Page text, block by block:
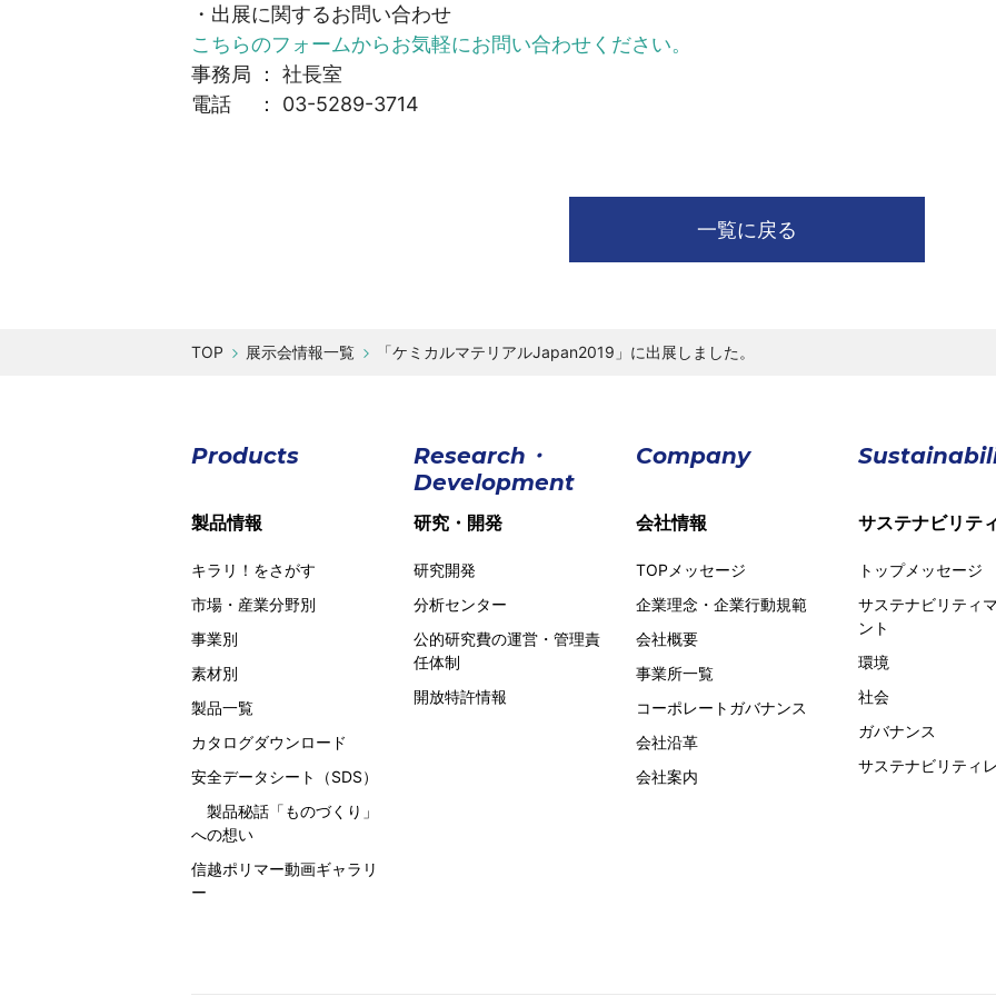
・出展に関するお問い合わせ
こちらのフォームからお気軽にお問い合わせください。
事務局 ： 社長室
電話 ： 03-5289-3714
一覧に戻る
展示会情報一覧 「ケミカルマテリアルJapan2019」に出展しました。
Products
製品情報
キラリ！をさがす
市場・産業分野別
事業別
素材別
製品一覧
カタログダウンロード
安全データシート（SDS）
製品秘話 「ものづくり」
への想い
信越ポリマー動画ギャラリ
ー
Research・
Development
研究・開発
研究開発
分析センター
公的研究費の運営・管理責
任体制
開放特許情報
Company
会社情報
TOPメッセージ
企業理念・企業行動規範
会社概要
事業所一覧
コーポレートガバナンス
会社沿革
会社案内
サステナビリテ
トップメッセージ
サステナビリティ
ント
環境
社会
ガバナンス
サステナビリティ